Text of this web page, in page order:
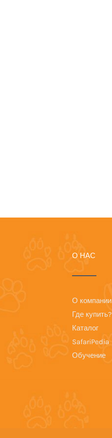
О НАС
О компании
Где купить?
Каталог
SafariPedia
Обучение